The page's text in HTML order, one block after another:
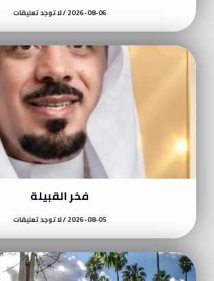
2026-08-06 لا توجد تعليقات
فخر القبيلة
2026-08-05 لا توجد تعليقات